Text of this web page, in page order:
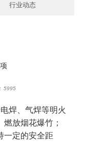
行业动态
5995
焊、气焊等明火
放烟花爆竹；
一定的安全距